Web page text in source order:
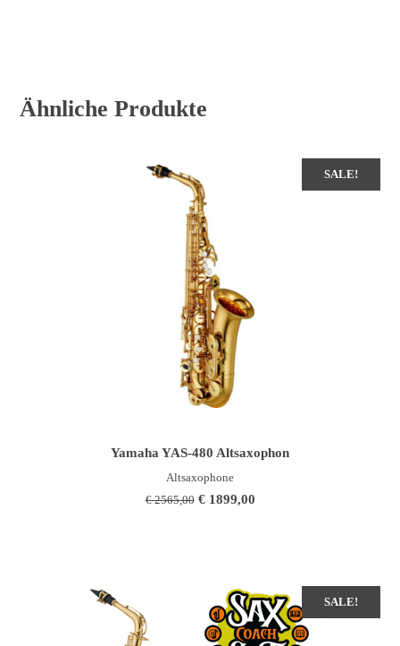
Ähnliche Produkte
SALE!
Yamaha YAS-480 Altsaxophon
Altsaxophone
€2565,00 Ursprünglicher
€1899,00Aktueller
SALE!